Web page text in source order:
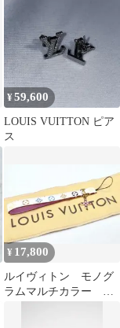
¥59,600
LOUIS VUITTON ピア
ス
¥ 17,800
ルイヴィトン モノグ
ラムマルチカラー ド